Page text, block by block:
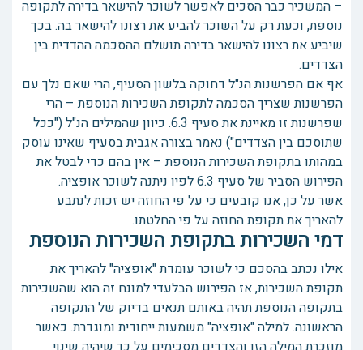
– המשכיר כבר הסכים לאפשר לשוכר להישאר בדירה לתקופה
נוספת, וכעת רק על השוכר להביע את רצונו להישאר בה. בכך
שיביע את רצונו להישאר בדירה תושלם ההסכמה ההדדית בין
הצדדים.
אף אם הפרשנות הנ"ל דחוקה בלשון הסעיף, הרי שאם נלך עם
הפרשנות שצריך הסכמה לתקופת השכירות הנוספת – הרי
שפרשנות זו מאיינת את סעיף 6.3. כיוון שהמילים הנ"ל ("ככל
שתוסכם בין הצדדים") נאמר בצורה אגבית בסעיף שאינו עוסק
במהותו בתקופת השכירות הנוספת – אין בהם כדי לבטל את
הפירוש הסביר של סעיף 6.3 לפיו ניתנה לשוכר אופציה.
אשר על כן, אנו קובעים כי על פי החוזה יש זכות לנתבע
להאריך את תקופת החוזה על פי החלטתו.
דמי השכירות בתקופת השכירות הנוספת
אילו נכתב בהסכם כי לשוכר עומדת "אופציה" להאריך את
תקופת השכירות, אז הפירוש הבלעדי למונח זה הוא שהשכירות
בתקופה הנוספת תהיה באותם תנאים בדיוק של התקופה
הראשונה. למילה "אופציה" משמעות ייחודית ומוגדרת. כאשר